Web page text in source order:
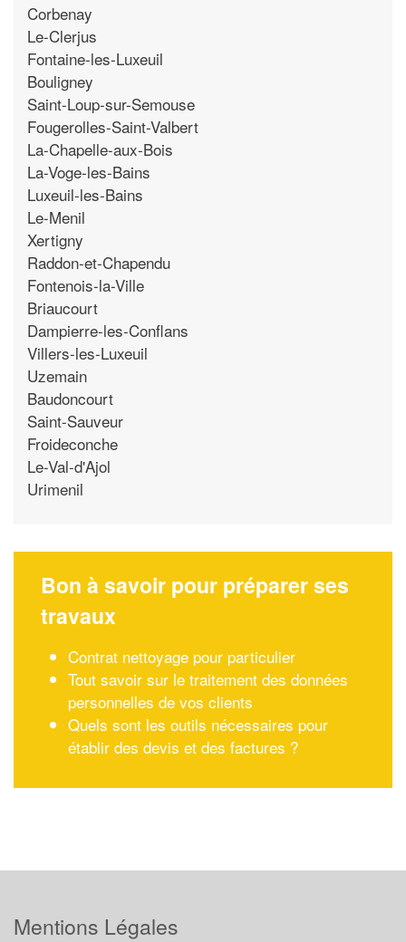
Corbenay
Le-Clerjus
Fontaine-les-Luxeuil
Bouligney
Saint-Loup-sur-Semouse
Fougerolles-Saint-Valbert
La-Chapelle-aux-Bois
La-Voge-les-Bains
Luxeuil-les-Bains
Le-Menil
Xertigny
Raddon-et-Chapendu
Fontenois-la-Ville
Briaucourt
Dampierre-les-Conflans
Villers-les-Luxeuil
Uzemain
Baudoncourt
Saint-Sauveur
Froideconche
Le-Val-d'Ajol
Urimenil
Bon à savoir pour préparer ses
travaux
Contrat nettoyage pour particulier
Tout savoir sur le traitement des données
personnelles de vos clients
Quels sont les outils nécessaires pour
établir des devis et des factures ?
Mentions Légales